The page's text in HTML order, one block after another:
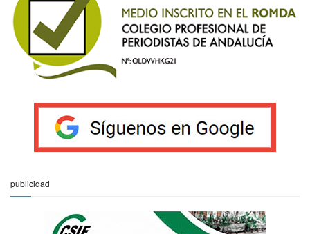
publicidad